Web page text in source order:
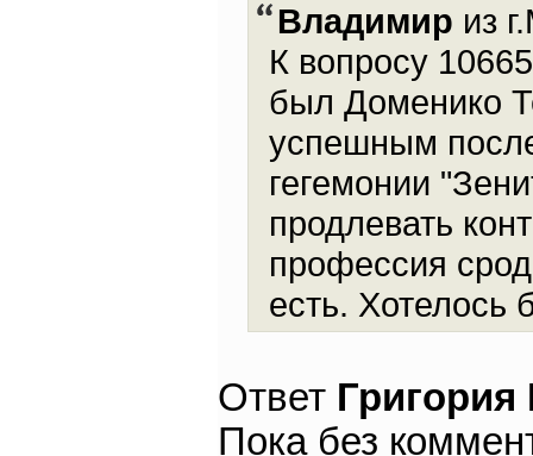
Владимир из
К вопросу
был Доменико
успешным
гегемонии
продлевать
профессия
есть. Хотелось
Ответ
Пока без